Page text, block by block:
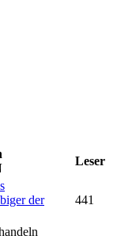
Leser
der
441